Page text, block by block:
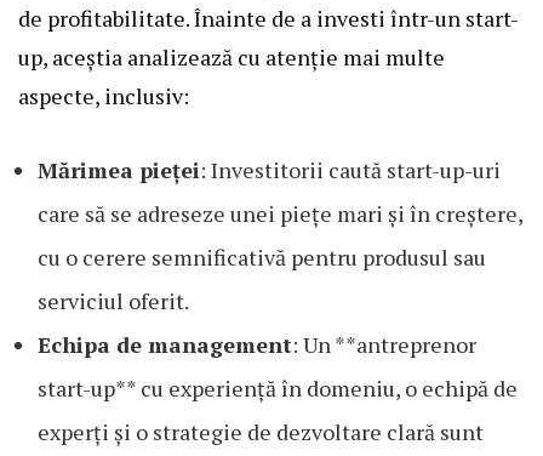
de profitabilitate. Înainte de a investi într-un start-
up, aceștia analizează cu atenție mai multe
aspecte, inclusiv:
Mărimea pieței: Investitorii caută start-up-uri
care să se adreseze unei piețe mari și în creștere,
cu o cerere semnificativă pentru produsul sau
serviciul oferit.
Echipa de management: Un **antreprenor
start-up** cu experiență în domeniu, o echipă de
experți și o strategie de dezvoltare clară sunt